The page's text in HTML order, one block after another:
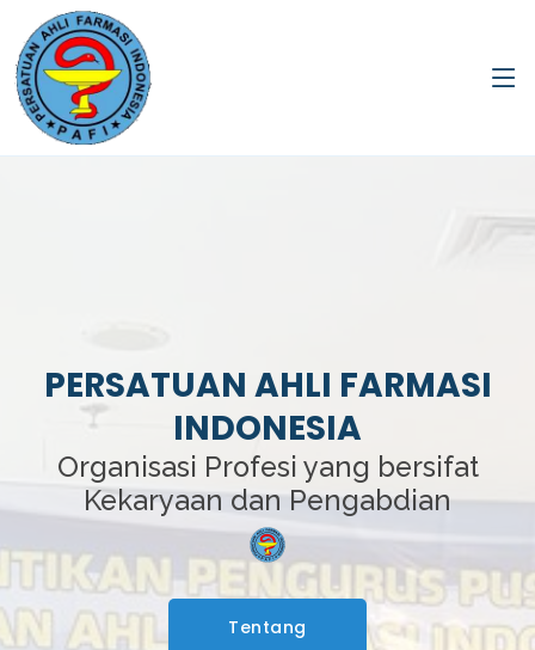
PERSATUAN AHLI FARMASI
INDONESIA
Organisasi Profesi yang bersifat
Kekaryaan dan Pengabdian
Tentang